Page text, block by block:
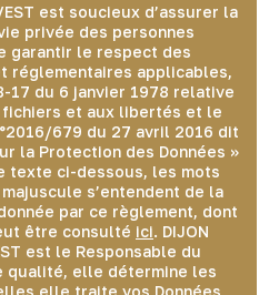
est soucieux d’assurer la
privée des personnes
garantir le respect des
réglementaires applicables,
17 du 6 janvier 1978 relative
fichiers et aux libertés et le
679 du 27 avril 2016 dit
la Protection des Données »
texte ci-dessous, les mots
s’entendent de la
par ce règlement, dont
être consulté ici. DIJON
est le Responsable du
qualité, elle détermine les
elle traite vos Données